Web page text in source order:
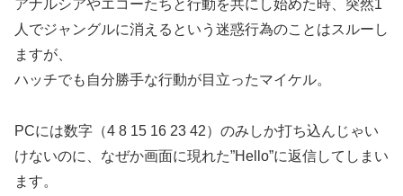
アナルシアやエコーたちと行動を共にし始めた時、突然1
人でジャングルに消えるという迷惑行為のことはスルーし
ますが、
ハッチでも自分勝手な行動が目立ったマイケル。
PCには数字（4 8 15 16 23 42）のみしか打ち込んじゃい
けないのに、なぜか画面に現れた”Hello”に返信してしまい
ます。